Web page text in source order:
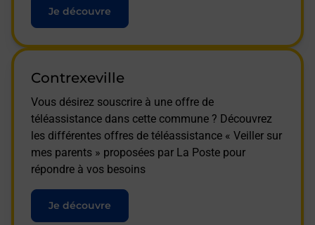
Je découvre
Contrexeville
Vous désirez souscrire à une offre de
téléassistance dans cette commune ? Découvrez
les différentes offres de téléassistance « Veiller sur
mes parents » proposées par La Poste pour
répondre à vos besoins
Je découvre